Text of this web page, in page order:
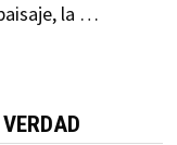
la …